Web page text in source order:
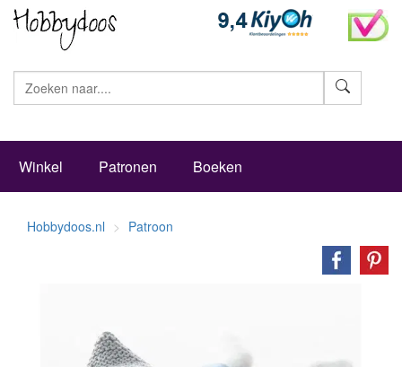
Winkel Patronen Boeken
Hobbydoos.nl Patroon